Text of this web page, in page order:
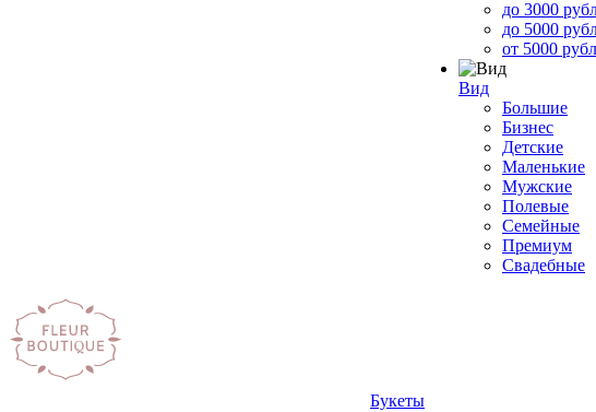
до 3000
до 5000
от 5000
Вид
Большие
Бизнес
Детские
Маленькие
Мужские
Полевые
Семейные
Премиум
Свадебные
Букеты